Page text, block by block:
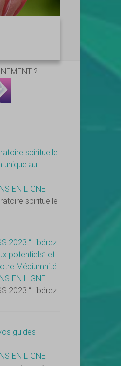
?
spirituelle
unique au
EN LIGNE
spirituelle
2023 “Libérez
potentiels” et
Médiumnité
EN LIGNE
2023 “Libérez
guides
EN LIGNE